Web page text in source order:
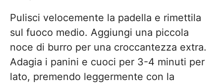
Pulisci velocemente la padella e rimettila
sul fuoco medio. Aggiungi una piccola
noce di burro per una croccantezza extra.
Adagia i panini e cuoci per 3-4 minuti per
lato, premendo leggermente con la